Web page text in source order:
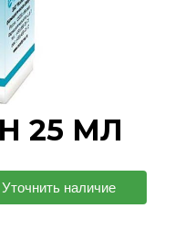
25 МЛ
Уточнить наличие